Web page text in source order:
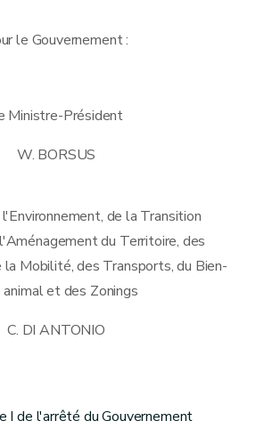
le Gouvernement :
Ministre-Président
W. BORSUS
de la Transition
du Territoire, des
la Mobilité, des Transports, du Bien-
et des Zonings
C. DI ANTONIO
I de l'arrêté du Gouvernement